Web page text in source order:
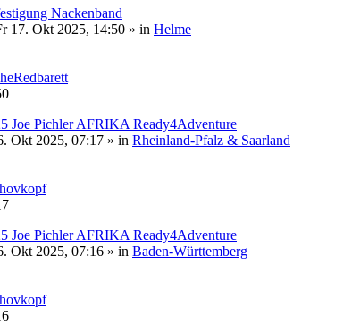
Nackenband
17. Okt 2025, 14:50 » in Helme
Joe Pichler AFRIKA Ready4Adventure
Okt 2025, 07:17 » in Rheinland-Pfalz & Saarland
Joe Pichler AFRIKA Ready4Adventure
Okt 2025, 07:16 » in Baden-Württemberg